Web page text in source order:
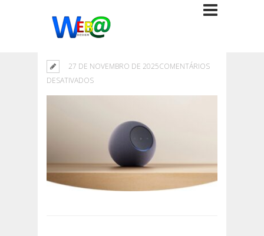
27 DE NOVEMBRO DE 2025COMENTÁRIOS
DESATIVADOSEM